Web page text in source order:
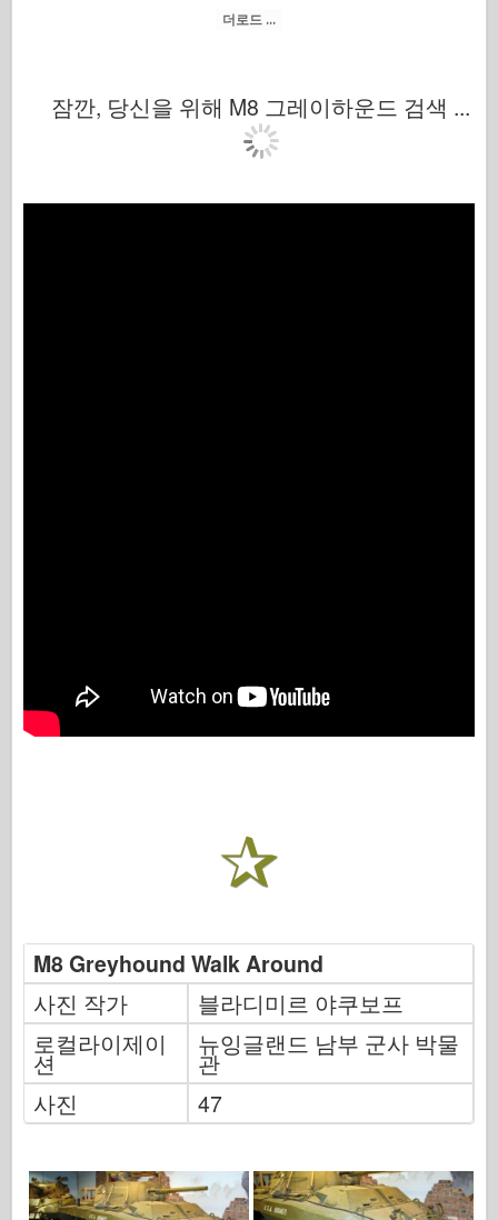
더로드 ...
잠깐, 당신을 위해 M8 그레이하운드 검색 ...
M8 Greyhound Walk Around
사진 작가
블라디미르 야쿠보프
로컬라이제이
션
뉴잉글랜드 남부 군사 박물
관
사진
47